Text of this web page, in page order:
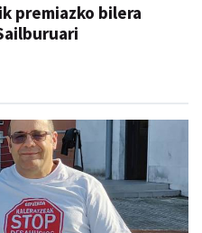
premiazko bilera